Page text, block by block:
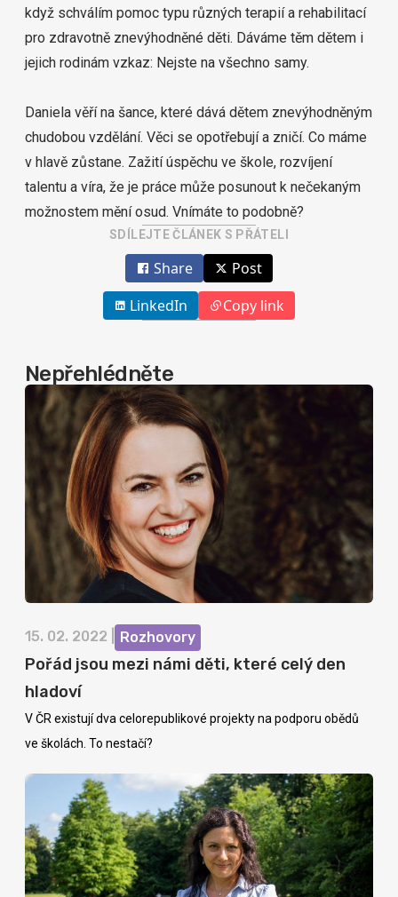
když schválím pomoc typu různých terapií a rehabilitací
pro zdravotně znevýhodněné děti. Dáváme těm dětem i
jejich rodinám vzkaz: Nejste na všechno samy.
Daniela věří na šance, které dává dětem znevýhodněným
chudobou vzdělání. Věci se opotřebují a zničí. Co máme
v hlavě zůstane. Zažití úspěchu ve škole, rozvíjení
talentu a víra, že je práce může posunout k nečekaným
možnostem mění osud. Vnímáte to podobně?
SDÍLEJTE ČLÁNEK S PŘÁTELI
Share
Post
LinkedIn
Copy link
Nepřehlédněte
15. 02. 2022 | Rozhovory
Pořád jsou mezi námi děti, které celý den
hladoví
V ČR existují dva celorepublikové projekty na podporu obědů
ve školách. To nestačí?